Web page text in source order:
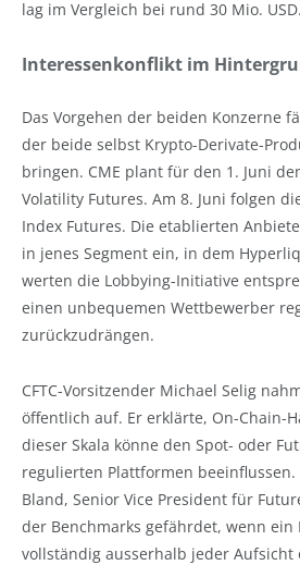
lag im Vergleich bei rund 30 Mio. USD.
Interessenkonflikt im
Das Vorgehen der beiden Konzerne
der beide selbst Krypto-Derivate-
bringen. CME plant für den 1. Juni
Volatility Futures. Am 8. Juni folgen
Index Futures. Die etablierten
in jenes Segment ein, in dem
werten die Lobbying-Initiative
einen unbequemen Wettbewerber
zurückzudrängen.
CFTC-Vorsitzender Michael Selig
öffentlich auf. Er erklärte, On-Chain-
dieser Skala könne den Spot- oder
regulierten Plattformen beeinflussen.
Bland, Senior Vice President für
der Benchmarks gefährdet, wenn ein
vollständig ausserhalb jeder Aufsicht